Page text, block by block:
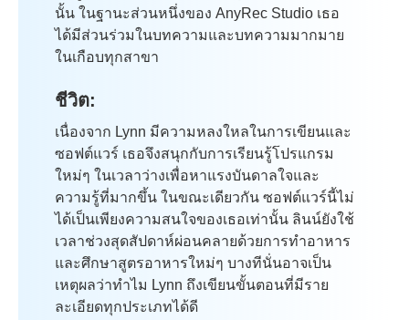
นั้น ในฐานะส่วนหนึ่งของ AnyRec Studio เธอ
ได้มีส่วนร่วมในบทความและบทความมากมาย
ในเกือบทุกสาขา
ชีวิต:
เนื่องจาก Lynn มีความหลงใหลในการเขียนและ
ซอฟต์แวร์ เธอจึงสนุกกับการเรียนรู้โปรแกรม
ใหม่ๆ ในเวลาว่างเพื่อหาแรงบันดาลใจและ
ความรู้ที่มากขึ้น ในขณะเดียวกัน ซอฟต์แวร์นี้ไม่
ได้เป็นเพียงความสนใจของเธอเท่านั้น ลินน์ยังใช้
เวลาช่วงสุดสัปดาห์ผ่อนคลายด้วยการทำอาหาร
และศึกษาสูตรอาหารใหม่ๆ บางทีนั่นอาจเป็น
เหตุผลว่าทำไม Lynn ถึงเขียนขั้นตอนที่มีราย
ละเอียดทุกประเภทได้ดี